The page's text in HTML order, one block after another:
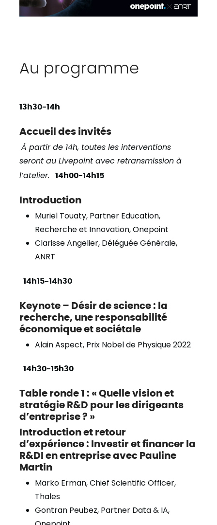
Au programme
13h30-14h
Accueil des invités
À partir de 14h, toutes les interventions
seront au Livepoint avec retransmission à
l’atelier.
14h00-14h15
Introduction
Muriel Touaty, Partner Education,
Recherche et Innovation, Onepoint
Clarisse Angelier, Déléguée Générale,
ANRT
14h15-14h30
Keynote – Désir de science : la
recherche, une responsabilité
économique et sociétale
Alain Aspect, Prix Nobel de Physique 2022
14h30-15h30
Table ronde 1 : « Quelle vision et
stratégie R&D pour les dirigeants
d’entreprise ? »
Introduction et retour
d’expérience : Investir et financer la
R&DI en entreprise avec Pauline
Martin
Marko Erman, Chief Scientific Officer,
Thales
Gontran Peubez, Partner Data & IA,